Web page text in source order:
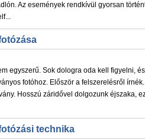
Az események rendkívül gyorsan
egyszerű. Sok dologra oda kell figyelni,
fotóhoz. Először a felszerelésről
Hosszú záridővel dolgozunk éjszaka,
technika